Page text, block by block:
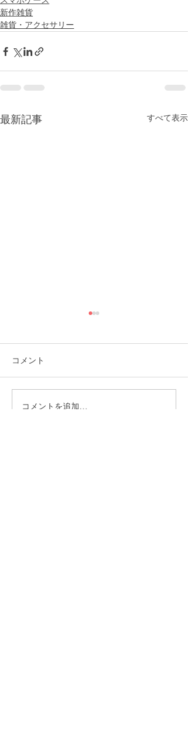
新作雑貨
雑貨・アクセサリー
最新記事 すべて表示
福岡市植物園「ときめき
コメント
コメントを追加…